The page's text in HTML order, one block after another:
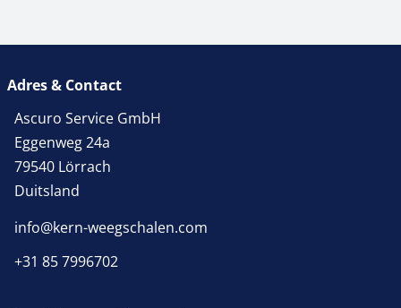
Adres & Contact
Ascuro Service GmbH
Eggenweg 24a
79540 Lörrach
Duitsland
info@kern-weegschalen.com
+31 85 7996702